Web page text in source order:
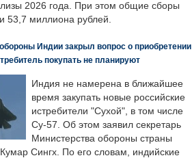
2026 года. При этом общие сборы
53,7 миллиона рублей.
Индии закрыл вопрос о приобретении
покупать не планируют
Индия не намерена в ближайшее
время закупать новые российские
истребители "Сухой", в том числе
Су-57. Об этом заявил секретарь
Министерства обороны страны
Сингх. По его словам, индийские